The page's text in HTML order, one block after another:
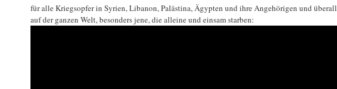
für alle Kriegsopfer in Syrien, Libanon, Palästina, Ägypten und ihre Angehörigen und überall
auf der ganzen Welt, besonders jene, die alleine und einsam starben: